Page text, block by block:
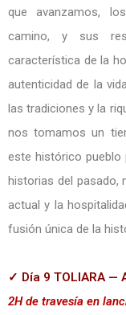
que avanzamos,
camino, y sus
característica de la
autenticidad de la
las tradiciones y la
nos tomamos un
este histórico pueblo
historias del pasado,
actual y la
fusión única de la
✓ Día 9 TOLIARA —
2H de travesía en